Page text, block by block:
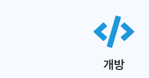
개방